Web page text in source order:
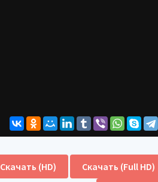
Скачать (HD) Скачать (Full HD)